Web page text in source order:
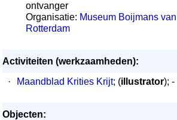
ontvanger
Organisatie: Museum Boijmans
Rotterdam
Activiteiten (werkzaamheden):
·
Maandblad Krities Krijt; (illustrator); -
Objecten: